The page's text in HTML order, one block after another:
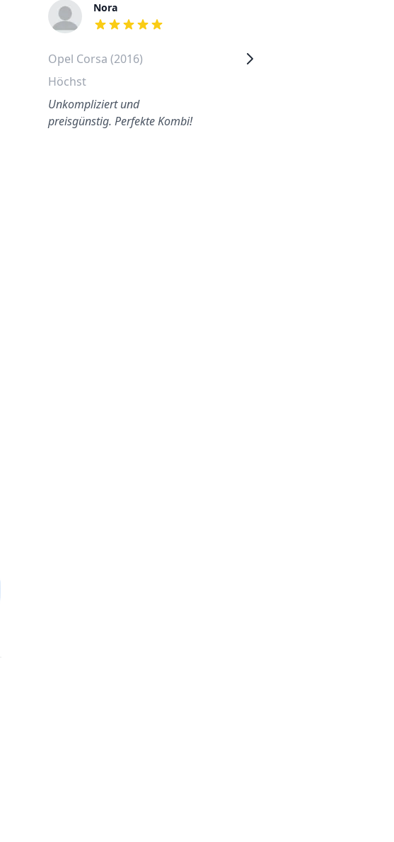
Nora
out of 5 stars
Opel Corsa (2016)
Höchst
Unkompliziert und
preisgünstig. Perfekte Kombi!
Skoda Octavia (2017)